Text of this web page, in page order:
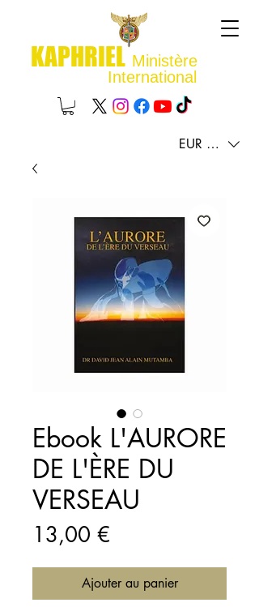
KAPHRIEL Ministère
International
EUR (€)
Ebook L'AURORE
DE L'ÈRE DU
VERSEAU
13,00 €
Ajouter au panier